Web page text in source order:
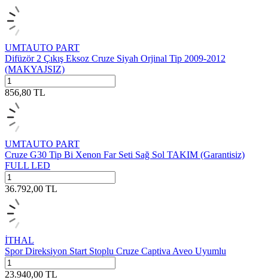
UMTAUTO PART
Difüzör 2 Çıkış Eksoz Cruze Siyah Orjinal Tip 2009-2012
(MAKYAJSIZ)
856,80 TL
UMTAUTO PART
Cruze G30 Tip Bi Xenon Far Seti Sağ Sol TAKIM (Garantisiz)
FULL LED
36.792,00 TL
İTHAL
Spor Direksiyon Start Stoplu Cruze Captiva Aveo Uyumlu
23.940,00 TL